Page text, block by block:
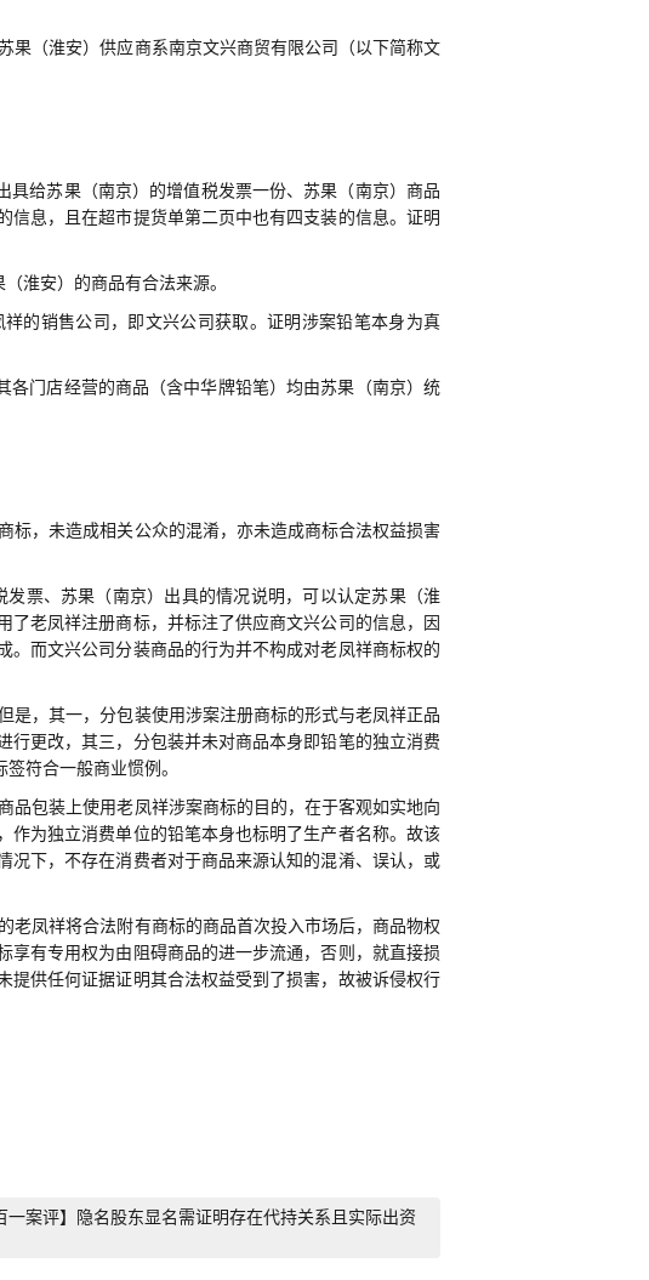
果（淮安）供应商系南京文兴商贸有限公司（以下简称文
给苏果（南京）的增值税发票一份、苏果（南京）商品
息，且在超市提货单第二页中也有四支装的信息。证明
淮安）的商品有合法来源。
的销售公司，即文兴公司获取。证明涉案铅笔本身为真
门店经营的商品（含中华牌铅笔）均由苏果（南京）统
，未造成相关公众的混淆，亦未造成商标合法权益损害
票、苏果（南京）出具的情况说明，可以认定苏果（淮
老凤祥注册商标，并标注了供应商文兴公司的信息，因
而文兴公司分装商品的行为并不构成对老凤祥商标权的
，其一，分包装使用涉案注册商标的形式与老凤祥正品
更改，其三，分包装并未对商品本身即铅笔的独立消费
符合一般商业惯例。
包装上使用老凤祥涉案商标的目的，在于客观如实地向
为独立消费单位的铅笔本身也标明了生产者名称。故该
下，不存在消费者对于商品来源认知的混淆、误认，或
老凤祥将合法附有商标的商品首次投入市场后，商品物权
有专用权为由阻碍商品的进一步流通，否则，就直接损
供任何证据证明其合法权益受到了损害，故被诉侵权行
一案评】隐名股东显名需证明存在代持关系且实际出资